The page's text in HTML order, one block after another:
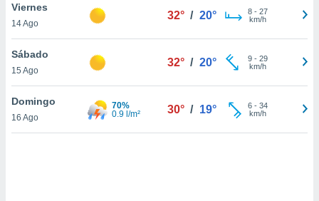
el sitio
se
o
aunque
Viernes
14 Ago
32° / 20° 8- 27
km/h
Sábado
15 Ago
32° / 20° 9- 29
km/h
Domingo
16 Ago
70%
0.9 l/m²
30° / 19° 6- 34
km/h